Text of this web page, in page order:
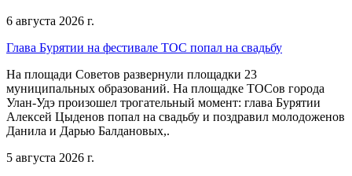
6 августа 2026 г.
Глава Бурятии на фестивале ТОС попал на свадьбу
На площади Советов развернули площадки 23
муниципальных образований. На площадке ТОСов города
Улан-Удэ произошел трогательный момент: глава Бурятии
Алексей Цыденов попал на свадьбу и поздравил молодоженов
Данила и Дарью Балдановых,.
5 августа 2026 г.